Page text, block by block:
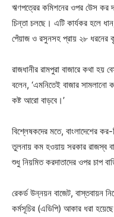
ঋণপত্রের কমিশনের ওপর উেস কর
চিন্তা চলছে। এটি কার্যকর হলে
পেঁয়াজ ও রসুনসহ প্রায় ২৮ ধরনের
রাজধানীর রামপুরা বাজারে কথা হয়
বলেন, ‘এমনিতেই বাজার
কষ্ট আরো বাড়বে।’
বিশ্লেষকদের মতে, বাংলাদেশের
তুলনায় কম হওয়ায় সরকার রাজস্ব
শুধু নিয়মিত করদাতাদের ওপর চাপ
রেকর্ড উন্নয়ন বাজেট, বাস্তবায়ন
কর্মসূচির (এডিপি) আকার ধরা